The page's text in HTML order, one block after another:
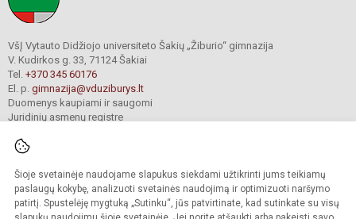
Šioje svetainėje naudojame slapukus siekdami užtikrinti jums teikiamų
paslaugų kokybę, analizuoti svetainės naudojimą ir optimizuoti naršymo
patirtį. Spustelėję mygtuką „Sutinku“, jūs patvirtinate, kad sutinkate su visų
VšĮ Vytauto Didžiojo universiteto Šakių „Žiburio“ gimnazija
V. Kudirkos g. 33, 71124 Šakiai
Tel. +370 345 60176
El. p. gimnazija@vduziburys.lt
Duomenys kaupiami ir saugomi
Juridinių asmenų registre
© 2024. VDU Šakių „Žiburio“ gimnazija. Visos teisės saugomos.
Kopijuoti turinį be raštiško gimnazijos sutikimo griežtai draudžiama.